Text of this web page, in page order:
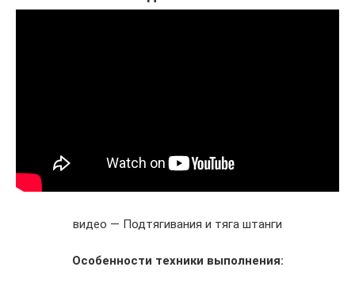
видео — Подтягивания и тяга штанги
Особенности техники выполнения: